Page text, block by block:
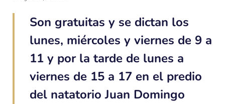
Son gratuitas y se dictan los
lunes, miércoles y viernes de 9 a
11 y por la tarde de lunes a
viernes de 15 a 17 en el predio
del natatorio Juan Domingo